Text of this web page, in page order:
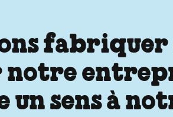
fabriquer
notre
un sens à